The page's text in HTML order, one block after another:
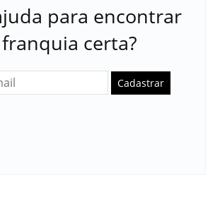
para encontrar
certa?
Cadastrar